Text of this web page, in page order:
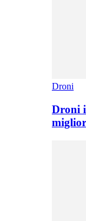
Droni
Droni